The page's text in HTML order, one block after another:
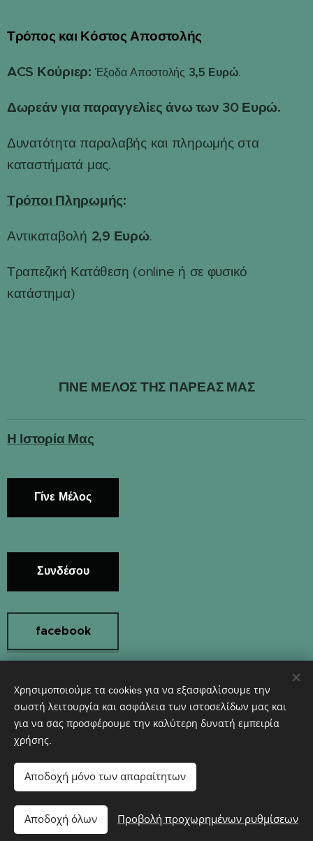
Προσθήκη στο καλάθι
Τρόπος και Κόστος Αποστολής
ACS Κούριερ: Έξοδα Αποστολής 3,5 Ευρώ.
Δωρεάν για παραγγελίες άνω των 30 Ευρώ.
Δυνατότητα παραλαβής και πληρωμής στα
καταστήματά μας.
Τρόποι Πληρωμής:
Αντικαταβολή 2,9 Ευρώ.
Τραπεζική Κατάθεση (online ή σε φυσικό
κατάστημα)
ΓΙΝΕ ΜΕΛΟΣ ΤΗΣ ΠΑΡΕΑΣ ΜΑΣ
Η Ιστορία Μας
Γίνε Μέλος
Συνδέσου
facebook
Instagram
Υλοποιήθηκε από τη Webnode
Χρησιμοποιούμε τα cookies για να εξασφαλίσουμε την
σωστή λειτουργία και ασφάλεια των ιστοσελίδων μας και
για να σας προσφέρουμε την καλύτερη δυνατή εμπειρία
χρήσης.
Αποδοχή μόνο των απαραίτητων
Αποδοχή όλων Προβολή προχωρημένων ρυθμίσεων